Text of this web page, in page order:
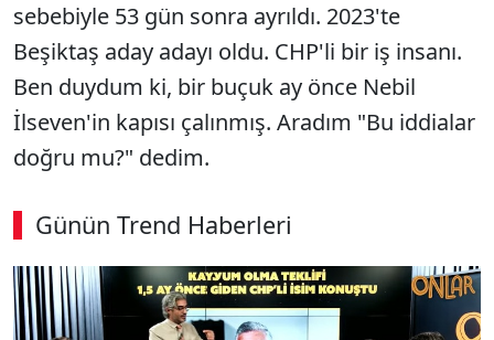
sebebiyle 53 gün sonra ayrıldı. 2023'te
Beşiktaş aday adayı oldu. CHP'li bir iş insanı.
Ben duydum ki, bir buçuk ay önce Nebil
İlseven'in kapısı çalınmış. Aradım "Bu iddialar
doğru mu?" dedim.
Günün Trend Haberleri